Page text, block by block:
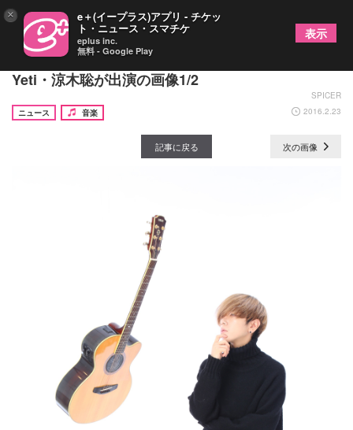
真空ホロウのアコースティックツアー・大阪に
Yeti・涼木聡が出演の画像1/2
SPICER
ニュース
音楽 2016.2.23
記事に戻る 次の画像
× e＋(イープラス)アプリ - チケッ
ト・ニュース・スマチケ
eplus inc.
無料 - Google Play
表示